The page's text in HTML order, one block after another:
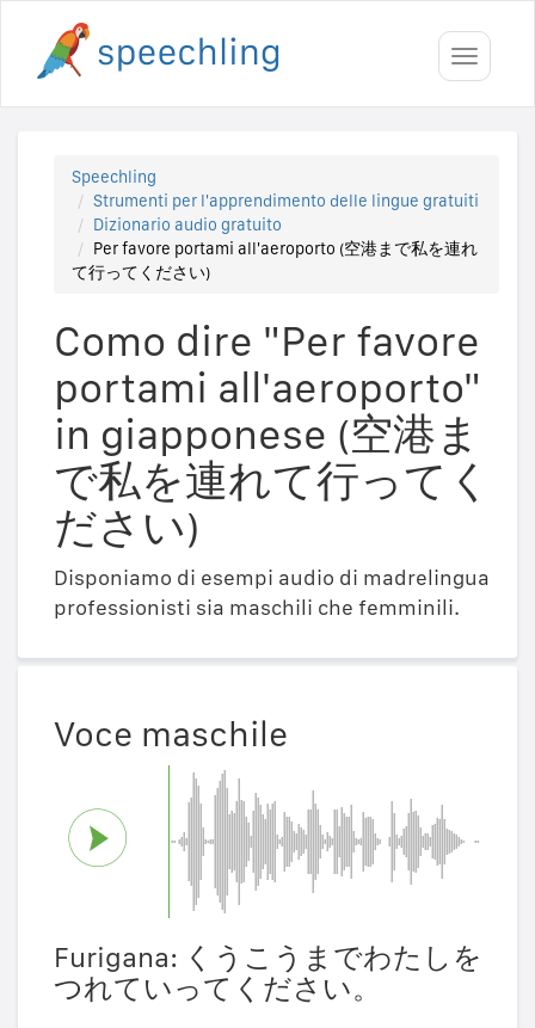
Toggle
Speechling
Strumenti per l'apprendimento delle lingue gratuiti
Dizionario audio gratuito
Per favore portami all'aeroporto (空港まで私を連れ
て行ってください)
Como dire "Per favore
portami all'aeroporto"
in giapponese (空港ま
で私を連れて行ってく
ださい)
Disponiamo di esempi audio di madrelingua
professionisti sia maschili che femminili.
Voce maschile
Furigana: くうこうまでわたしを
つれていってください。